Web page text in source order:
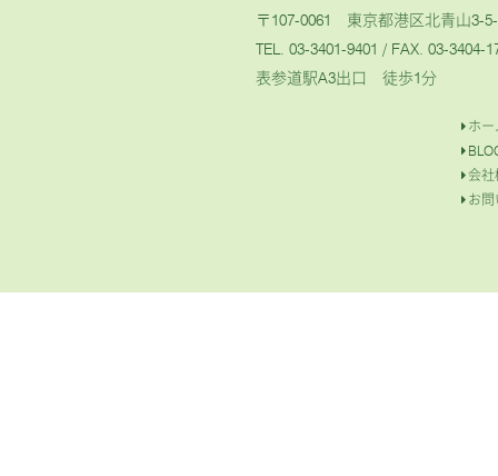
〒107-0061 東京都港区北青山3-
TEL. 03-3401-9401 / FAX. 03-3404-
表参道駅A3出口 徒歩1分
ホー
会社
お